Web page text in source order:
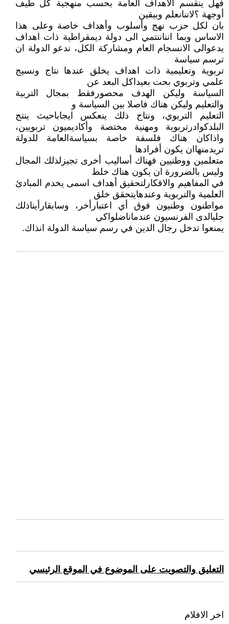
فهل ينقسم الاهداف العامة بحسب منهجية كل طيف
أوجهة ؟لاننانعلم وبيقين
بان لكل حزب نهج وأسلوب وأهداف خاصة وعلى هذا
الاساس وبما انناننتمي الى دولة ديمقراطية ذات اهداف
يدعوالى الانسجام العام ومشاركة الكل، ندعو الدولة ان
ترسم سياسة
تربوية وتعليمية ذات اهداف يخلق عندها نتاج ونسيج
علمي وتربوي بحت بعيداكل البعد عن
السياسة وليكن الهدف محصورفقط بمجال التربية
والتعليم وليكن هناك فاصلا بين السياسة و
التعليم التربوي، ونتاج ذلك ينعكس ايجاباحيث ينتج
البلدكوادرتربوية ومهنية مختصة وأكاديميون تربويين،
واذاكان هناك فلسفة خاصة بسياسةالعامة للدولة
تريدمنهاان يكون أفرادها
متعلمين ووطنيين فهناك أساليب أخرى تجيزلذلك المجال
وليس بالضرورة ان يكون هناك خلط
في المفاهيم والافكارلتحقيق أهداف اسمى يخدم المبادئ
العلمية والتربوية وعندهايتحقق خلق
مواطنون وطنيون فوق أي اعتبارأخر، وسابقارأيناذلك
جليالدى الفرنسيون عندماناضلواكي
يمنعوا تدخل رجال الدين في رسم سياسة الدولة انذاك.
التعليق والتصويت على الموضوع في الموقع الرئيسي
اخر الافلام